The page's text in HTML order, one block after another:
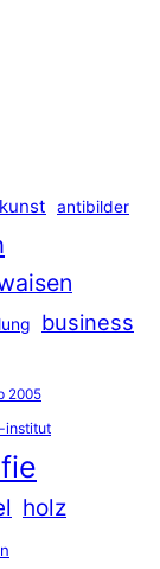
antibilder
business
2005
institut
holz